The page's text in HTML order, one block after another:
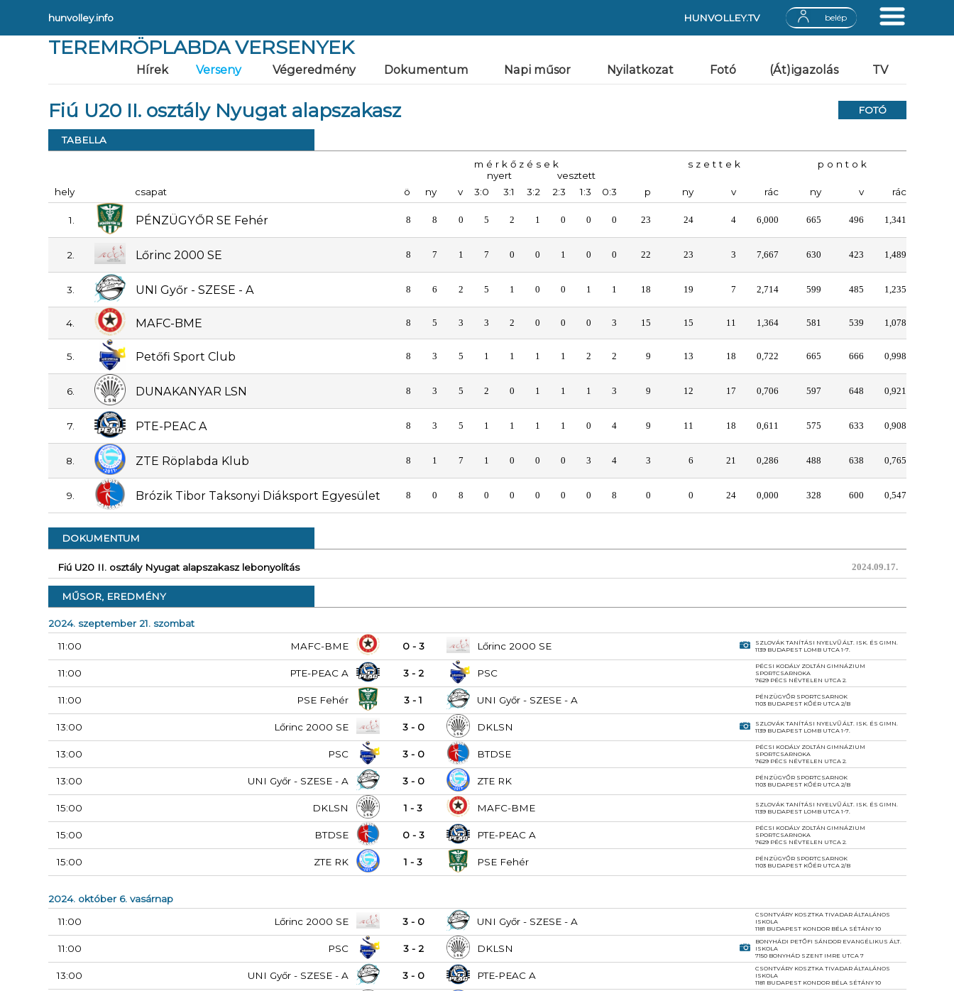
hunvolley.info HUNVOLLEY.TV belép
TEREMRÖPLABDA VERSENYEK
Hírek Verseny Végeredmény Dokumentum Napi műsor Nyilatkozat Fotó (Át)igazolás TV
Fiú U20 II. osztály Nyugat alapszakasz FOTÓ
TABELLA
m é r k ő z é s e k s z e t t e k
p o n t o k
nyert
vesztett
hely
csapat ö ny v 3:0 3:1 3:2 2:3 1:3 0:3 p ny v rác ny v rác
1. PÉNZÜGYŐR SE Fehér 8 8 0 5 2 1 0 0 0 23 24 4 6,000 665 496 1,341
2. Lőrinc 2000 SE 8 7 1 7 0 0 1 0 0 22 23 3 7,667 630 423 1,489
3. UNI Győr - SZESE - A 8 6 2 5 1 0 0 1 1 18 19 7 2,714 599 485 1,235
4. MAFC-BME 8 5 3 3 2 0 0 0 3 15 15 11 1,364 581 539 1,078
5. Petőfi Sport Club 8 3 5 1 1 1 1 2 2 9 13 18 0,722 665 666 0,998
6. DUNAKANYAR LSN 8 3 5 2 0 1 1 1 3 9 12 17 0,706 597 648 0,921
7. PTE-PEAC A 8 3 5 1 1 1 1 0 4 9 11 18 0,611 575 633 0,908
8. ZTE Röplabda Klub 8 1 7 1 0 0 0 3 4 3 6 21 0,286 488 638 0,765
9. Brózik Tibor Taksonyi Diáksport Egyesület 8 0 8 0 0 0 0 0 8 0 0 24 0,000 328 600 0,547
DOKUMENTUM
Fiú U20 II. osztály Nyugat alapszakasz lebonyolítás 2024.09.17.
MŰSOR, EREDMÉNY
2024. szeptember 21. szombat
11:00
MAFC-BME 0 - 3 Lőrinc 2000 SE
SZLOVÁK TANÍTÁSI NYELVŰ ÁLT. ISK. ÉS GIMN.
1139 BUDAPEST LOMB UTCA 1-7.
11:00 PTE-PEAC A 3 - 2 PSC
PÉCSI KODÁLY ZOLTÁN GIMNÁZIUM
SPORTCSARNOKA
7629 PÉCS NÉVTELEN UTCA 2.
11:00 PSE Fehér 3 - 1 UNI Győr - SZESE - A
PÉNZÜGYŐR SPORTCSARNOK
1103 BUDAPEST KŐÉR UTCA 2/B
13:00 Lőrinc 2000 SE 3 - 0 DKLSN
SZLOVÁK TANÍTÁSI NYELVŰ ÁLT. ISK. ÉS GIMN.
1139 BUDAPEST LOMB UTCA 1-7.
13:00 PSC 3 - 0 BTDSE
PÉCSI KODÁLY ZOLTÁN GIMNÁZIUM
SPORTCSARNOKA
7629 PÉCS NÉVTELEN UTCA 2.
13:00 UNI Győr - SZESE - A 3 - 0 ZTE RK
PÉNZÜGYŐR SPORTCSARNOK
1103 BUDAPEST KŐÉR UTCA 2/B
15:00 DKLSN 1 - 3 MAFC-BME
SZLOVÁK TANÍTÁSI NYELVŰ ÁLT. ISK. ÉS GIMN.
1139 BUDAPEST LOMB UTCA 1-7.
15:00 BTDSE 0 - 3 PTE-PEAC A
PÉCSI KODÁLY ZOLTÁN GIMNÁZIUM
SPORTCSARNOKA
7629 PÉCS NÉVTELEN UTCA 2.
15:00 ZTE RK 1 - 3 PSE Fehér
PÉNZÜGYŐR SPORTCSARNOK
1103 BUDAPEST KŐÉR UTCA 2/B
2024. október 6. vasárnap
11:00
Lőrinc 2000 SE 3 - 0 UNI Győr - SZESE - A
CSONTVÁRY KOSZTKA TIVADAR ÁLTALÁNOS
ISKOLA
1181 BUDAPEST KONDOR BÉLA SÉTÁNY 10
11:00 PSC 3 - 2 DKLSN
BONYHÁDI PETŐFI SÁNDOR EVANGÉLIKUS ÁLT.
ISKOLA
7150 BONYHÁD SZENT IMRE UTCA 7
13:00 UNI Győr - SZESE - A 3 - 0 PTE-PEAC A
CSONTVÁRY KOSZTKA TIVADAR ÁLTALÁNOS
ISKOLA
1181 BUDAPEST KONDOR BÉLA SÉTÁNY 10